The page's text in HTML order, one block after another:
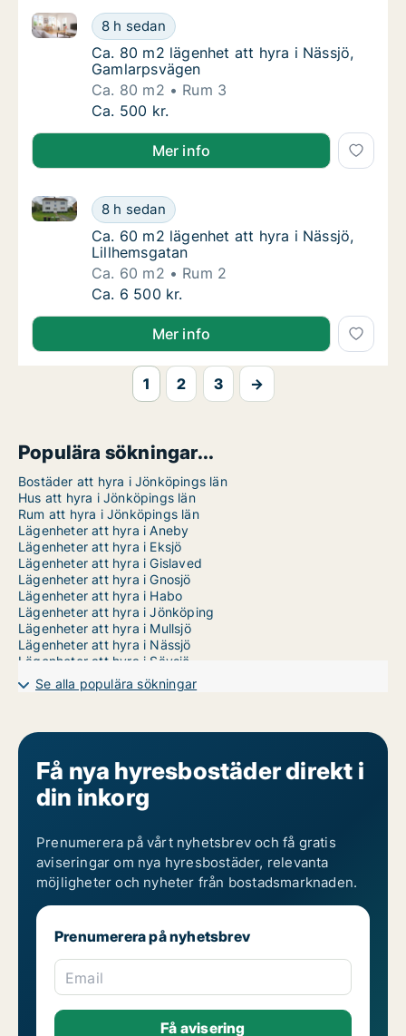
Ca. 80 m2 lägenhet att hyra i Nässjö,
8 h sedan
Ca. 80 m2 lägenhet att hyra i Nässjö,
Ca. 80 m2 lägenhet att hyra i Nässjö,
Ca. 80 m2 lägenhet att hyra i Nässjö,
Gamlarpsvägen
Ca. 80 m2
Rum 3
Ca. 80 m2 lägenhet att hyra i Nässjö,
Ca. 500 kr.
Mer info
Ca. 60 m2 lägenhet att hyra i Nässjö,
8 h sedan
Ca. 60 m2 lägenhet att hyra i Nässjö, Lillhemsgatan
Ca. 60 m2 lägenhet att hyra i Nässjö,
Ca. 60 m2 lägenhet att hyra i Nässjö,
Lillhemsgatan
Ca. 60 m2
Rum 2
Ca. 60 m2 lägenhet att hyra i Nässjö,
Ca. 6 500 kr.
Mer info
1 2 3 →
Populära sökningar...
Bostäder att hyra i Jönköpings län
Hus att hyra i Jönköpings län
Rum att hyra i Jönköpings län
Lägenheter att hyra i Aneby
Lägenheter att hyra i Eksjö
Lägenheter att hyra i Gislaved
Lägenheter att hyra i Gnosjö
Lägenheter att hyra i Habo
Lägenheter att hyra i Jönköping
Lägenheter att hyra i Mullsjö
Lägenheter att hyra i Nässjö
Lägenheter att hyra i Sävsjö
Lägenheter att hyra i Tranås
Lägenheter att hyra i Vaggeryd
1 rum lägenheter att hyra i Jönköpings län
2 rum lägenheter att hyra i Jönköpings län
3 rum lägenheter att hyra i Jönköpings län
4 rum lägenheter att hyra i Jönköpings län
5 rum lägenheter att hyra i Jönköpings län
7 rum lägenheter att hyra i Jönköpings län
Se alla populära sökningar
Få nya hyresbostäder direkt i
din inkorg
Prenumerera på vårt nyhetsbrev och få gratis
aviseringar om nya hyresbostäder, relevanta
möjligheter och nyheter från bostadsmarknaden.
Prenumerera på nyhetsbrev
Email